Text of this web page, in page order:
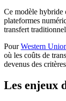
Ce modèle hybride
plateformes
transfert
PourWestern
où les coûts de
devenus des
Les enjeux